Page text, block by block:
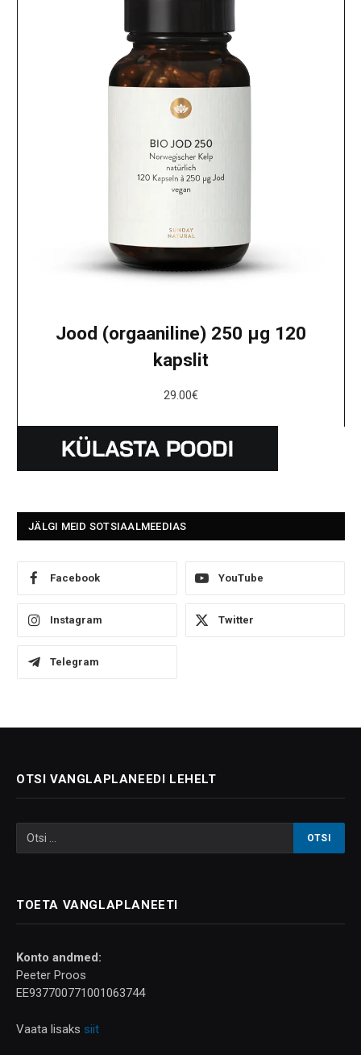
Jood (orgaaniline) 250 μg 120
kapslit
29.00€
JÄLGI MEID SOTSIAALMEEDIAS
Facebook YouTube
Instagram Twitter
Telegram
OTSI VANGLAPLANEEDI LEHELT
TOETA VANGLAPLANEETI
Konto andmed:
Peeter Proos
EE937700771001063744
Vaata lisaks siit